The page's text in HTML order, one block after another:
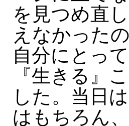
を見つめ直
えなかった
自分にとっ
『生きる』
した。当日
はもちろん